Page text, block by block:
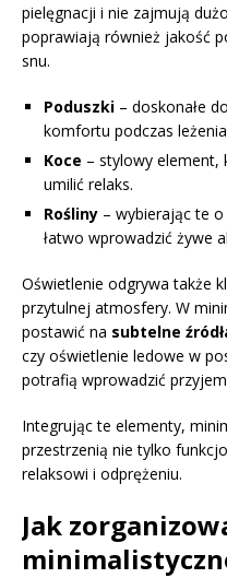
pielęgnacji i nie zajmują
poprawiają również jakość
snu.
Poduszki – doskonałe
komfortu podczas
Koce – stylowy element,
umilić relaks.
Rośliny – wybierając te
łatwo wprowadzić żywe
Oświetlenie odgrywa także
przytulnej atmosfery. W
postawić na subtelne
czy oświetlenie ledowe w
potrafią wprowadzić
Integrując te elementy,
przestrzenią nie tylko
relaksowi i odprężeniu.
Jak